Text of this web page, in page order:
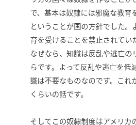
で、基本は奴隸には邪魔な教育
ということが国の方針でした。
育を受けることを禁止されてい
なぜなら、知識は反乱や逃亡の
らです。よって反乱や逃亡を低
識は不要なものなのです。これ
くらいの話です。
そしてこの奴隸制度はアメリカ